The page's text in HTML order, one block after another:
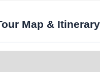
Map & Itinerary